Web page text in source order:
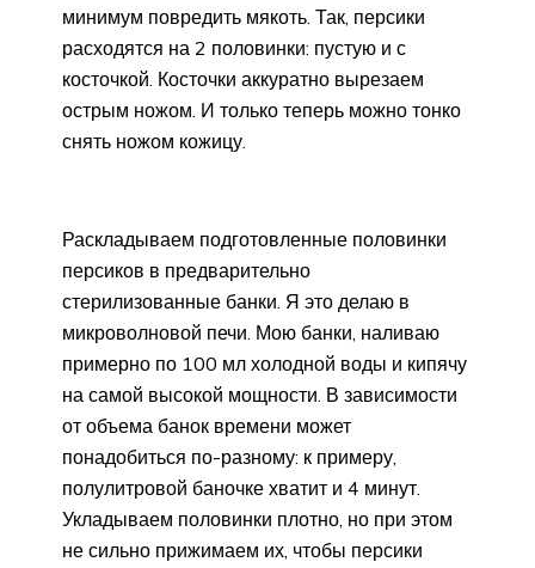
минимум повредить мякоть. Так, персики
расходятся на 2 половинки: пустую и с
косточкой. Косточки аккуратно вырезаем
острым ножом. И только теперь можно тонко
снять ножом кожицу.
Раскладываем подготовленные половинки
персиков в предварительно
стерилизованные банки. Я это делаю в
микроволновой печи. Мою банки, наливаю
примерно по 100 мл холодной воды и кипячу
на самой высокой мощности. В зависимости
от объема банок времени может
понадобиться по-разному: к примеру,
полулитровой баночке хватит и 4 минут.
Укладываем половинки плотно, но при этом
не сильно прижимаем их, чтобы персики